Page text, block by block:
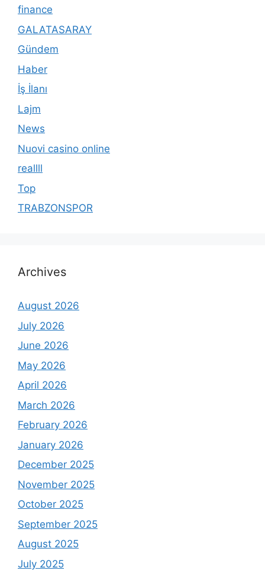
finance
GALATASARAY
Gündem
Haber
İş İlanı
Lajm
News
Nuovi casino online
reallll
Top
TRABZONSPOR
Archives
August 2026
July 2026
June 2026
May 2026
April 2026
March 2026
February 2026
January 2026
December 2025
November 2025
October 2025
September 2025
August 2025
July 2025